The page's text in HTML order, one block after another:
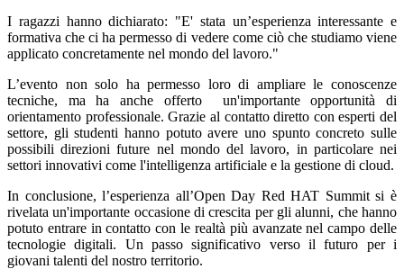
I ragazzi hanno dichiarato: "E' stata un’esperienza interessante e
formativa che ci ha permesso di vedere come ciò che studiamo viene
applicato concretamente nel mondo del lavoro."
L’evento non solo ha permesso loro di ampliare le conoscenze
tecniche, ma ha anche offerto un'importante opportunità di
orientamento professionale. Grazie al contatto diretto con esperti del
settore, gli studenti hanno potuto avere uno spunto concreto sulle
possibili direzioni future nel mondo del lavoro, in particolare nei
settori innovativi come l'intelligenza artificiale e la gestione di cloud.
In conclusione, l’esperienza all’Open Day Red HAT Summit si è
rivelata un'importante occasione di crescita per gli alunni, che hanno
potuto entrare in contatto con le realtà più avanzate nel campo delle
tecnologie digitali. Un passo significativo verso il futuro per i
giovani talenti del nostro territorio.